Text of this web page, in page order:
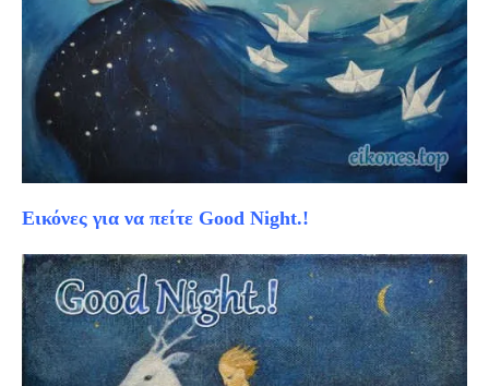
Εικόνες για να πείτε Good Night.!